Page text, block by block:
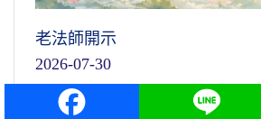
老法師開示
2026-07-30